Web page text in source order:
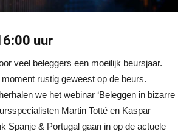
uur
veel beleggers een moeilijk beursjaar.
rustig geweest op de beurs.
we het webinar ‘Beleggen in bizarre
Martin Totté en Kaspar
Spanje & Portugal gaan in op de actuele